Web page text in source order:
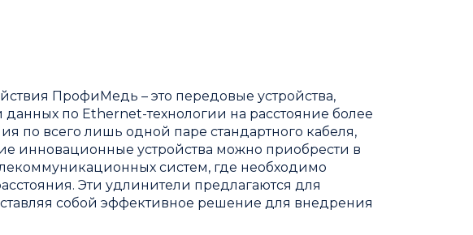
ПрофиМедь – это передовые устройства,
по Ethernet-технологии на расстояние более
по всего лишь одной паре стандартного кабеля,
инновационные устройства можно приобрести в
систем, где необходимо
Эти удлинители предлагаются для
собой эффективное решение для внедрения